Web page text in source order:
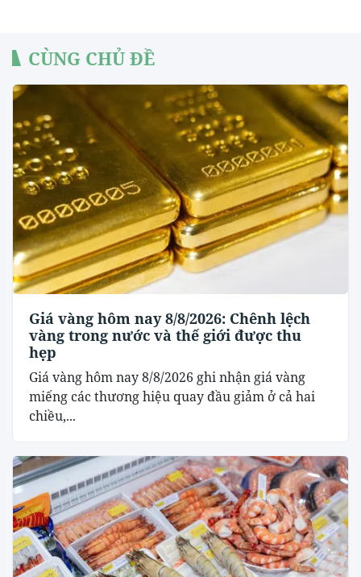
CÙNG CHỦ ĐỀ
Giá vàng hôm nay 8/8/2026: Chênh lệch
vàng trong nước và thế giới được thu
hẹp
Giá vàng hôm nay 8/8/2026 ghi nhận giá vàng
miếng các thương hiệu quay đầu giảm ở cả hai
chiều,...